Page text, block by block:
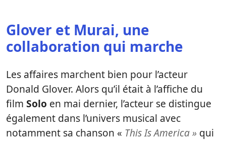
Glover et Murai, une
collaboration qui marche
Les affaires marchent bien pour l’acteur
Donald Glover. Alors qu’il était à l’affiche du
film Solo en mai dernier, l’acteur se distingue
également dans l’univers musical avec
notamment sa chanson « This Is America » qui